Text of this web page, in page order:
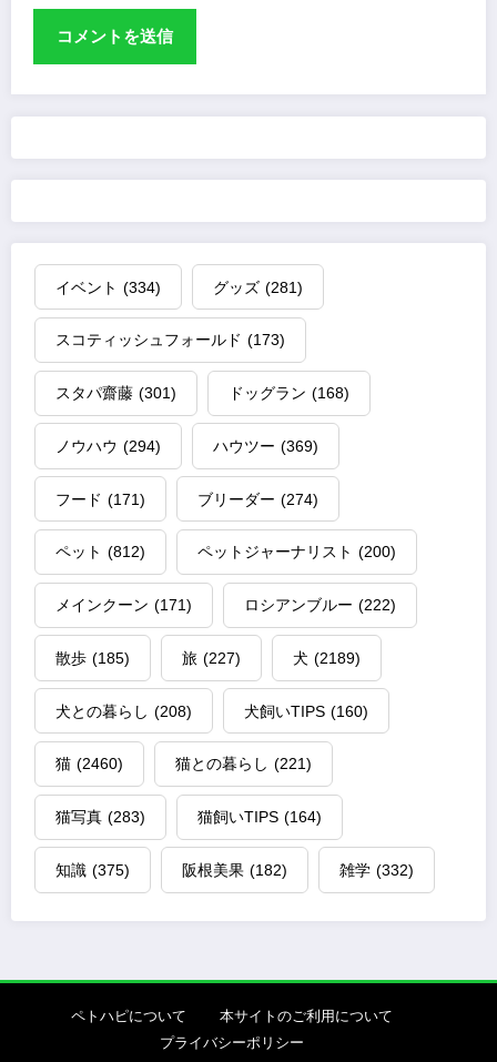
イベント (334) グッズ (281)
スコティッシュフォールド (173)
スタパ齋藤 (301) ドッグラン (168)
ノウハウ (294) ハウツー (369)
フード (171) ブリーダー (274)
ペット (812) ペットジャーナリスト (200)
メインクーン (171) ロシアンブルー (222)
散歩 (185) 旅 (227) 犬 (2189)
犬との暮らし (208) 犬飼いTIPS (160)
猫 (2460) 猫との暮らし (221)
猫写真 (283) 猫飼いTIPS (164)
知識 (375) 阪根美果 (182) 雑学 (332)
ペトハピについて
本サイトのご利用について
プライバシーポリシー